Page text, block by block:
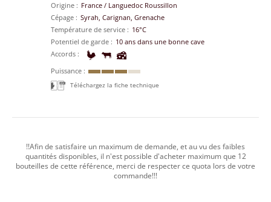
Origine France / Languedoc Roussillon
Cépage
Syrah, Carignan, Grenache
Température de service
16°C
Potentiel de garde
10 ans dans une bonne cave
Accords
Puissance
Téléchargez la fiche technique
!!Afin de satisfaire un maximum de demande, et au vu des faibles
quantités disponibles, il n'est possible d'acheter maximum que 12
bouteilles de cette référence, merci de respecter ce quota lors de votre
commande!!!